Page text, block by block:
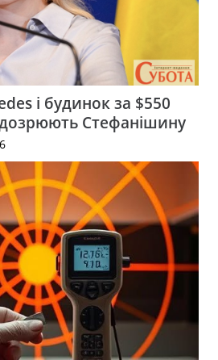
і будинок за $550
Стефанішину